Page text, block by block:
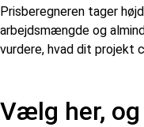
Prisberegneren tager
arbejdsmængde og
vurdere, hvad dit projekt
Vælg her,